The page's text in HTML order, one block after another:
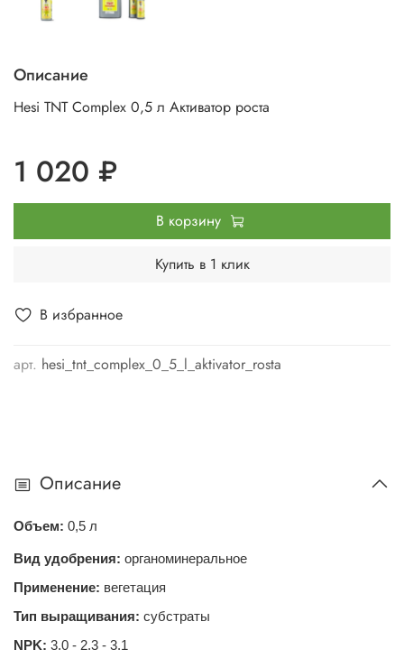
В избранное
арт. hesi_tnt_complex_0_5_l_aktivator_rosta
Описание
Hesi TNT Complex 0,5 л Активатор роста
1 020 ₽
В корзину
Купить в 1 клик
Описание
Объем: 0,5 л
Вид удобрения: органоминеральное
Применение: вегетация
Тип выращивания: субстраты
NPK: 3.0 - 2.3 - 3.1